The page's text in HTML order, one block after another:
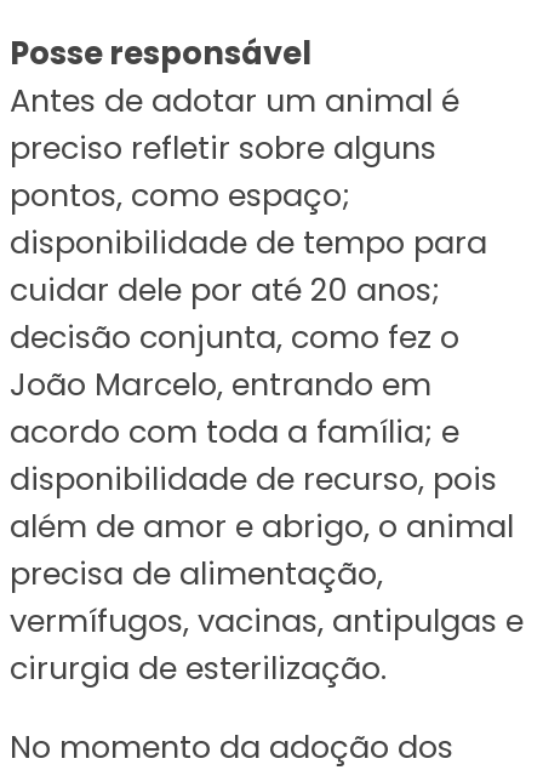
Posse responsável
Antes de adotar um animal é
preciso refletir sobre alguns
pontos, como espaço;
disponibilidade de tempo para
cuidar dele por até 20 anos;
decisão conjunta, como fez o
João Marcelo, entrando em
acordo com toda a família; e
disponibilidade de recurso, pois
além de amor e abrigo, o animal
precisa de alimentação,
vermífugos, vacinas, antipulgas e
cirurgia de esterilização.
No momento da adoção dos